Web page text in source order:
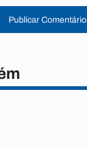
Publicar Comentário